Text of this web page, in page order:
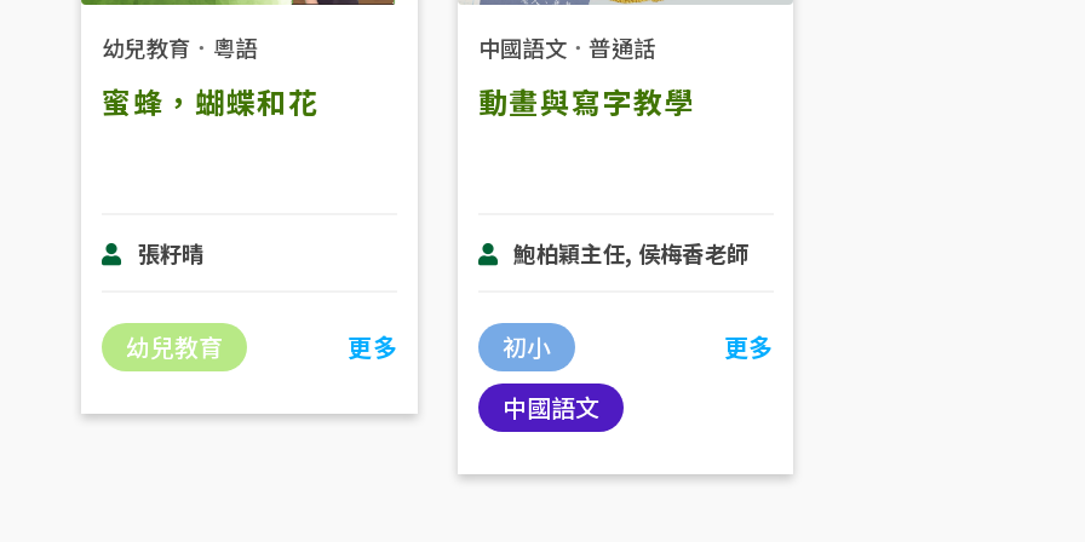
幼兒教育 ． 粵語
蜜蜂，蝴蝶和花
張籽晴
幼兒教育 更多
中國語文．普通話
動畫與寫字教學
鮑柏穎主任, 侯梅香老師
初小
中國語文
更多